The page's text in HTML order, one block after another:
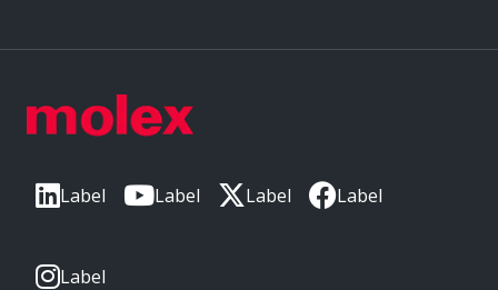
Label Label Label Label
Label